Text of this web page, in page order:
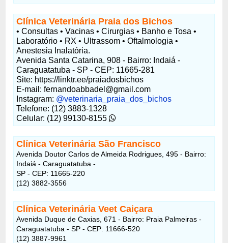
Clínica Veterinária Praia dos Bichos
• Consultas • Vacinas • Cirurgias • Banho e Tosa •
Laboratório • RX • Ultrassom • Oftalmologia •
Anestesia Inalatória.
Avenida Santa Catarina, 908 - Bairro: Indaiá -
Caraguatatuba - SP - CEP: 11665-281
Site: https://linktr.ee/praiadosbichos
E-mail: fernandoabbadel@gmail.com
Instagram: @veterinaria_praia_dos_bichos
Telefone: (12) 3883-1328
Celular: (12) 99130-8155
Clínica Veterinária São Francisco
Avenida Doutor Carlos de Almeida Rodrigues, 495 - Bairro:
Indaiá - Caraguatatuba -
SP - CEP: 11665-220
(12) 3882-3556
Clínica Veterinária Veet Caiçara
Avenida Duque de Caxias, 671 - Bairro: Praia Palmeiras -
Caraguatatuba - SP - CEP: 11666-520
(12) 3887-9961